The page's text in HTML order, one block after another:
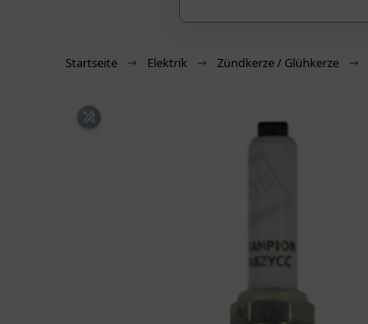
Startseite Elektrik Zündkerze / Glühkerze